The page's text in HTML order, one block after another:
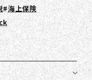
海上保険